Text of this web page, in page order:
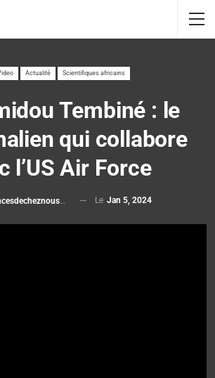
Actualité Scientifiques africains
Tembiné : le
qui collabore
l’US Air Force
Le Jan 5, 2024